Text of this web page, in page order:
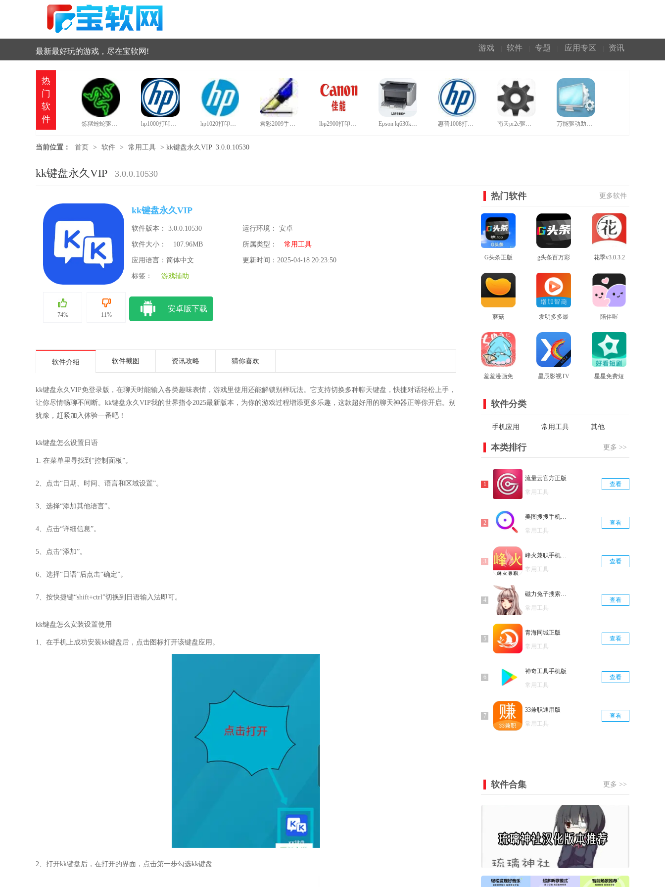
最新最好玩的游戏，尽在宝软网! 游戏 软件 专题 应用专区 资讯
热
门
软
件
炼狱蝰蛇驱动中文版 hp1000打印机驱动 hp1020打印机驱动官网版 君彩2009手写板驱动旗舰版 lbp2900打印机驱动正版 Epson lq630k打印机驱动win10最新版 惠普1008打印机驱动官网版 南天pr2e驱动官方版 万能驱动助理正规绿色版
当前位置： 首页 > 软件 > 常用工具 > kk键盘永久VIP 3.0.0.10530
kk键盘永久VIP 3.0.0.10530
74% 11%
kk键盘永久VIP
软件版本： 3.0.0.10530 运行环境： 安卓
软件大小： 107.96MB 所属类型： 常用工具
应用语言：简体中文 更新时间：2025-04-18 20:23:50
标签： 游戏辅助
安卓版下载
软件介绍 软件截图 资讯攻略 猜你喜欢
kk键盘永久VIP免登录版，在聊天时能输入各类趣味表情，游戏里使用还能解锁别样玩法。它支持切换多种聊天键盘，快捷对话轻松上手，
让你尽情畅聊不间断。kk键盘永久VIP我的世界指令2025最新版本，为你的游戏过程增添更多乐趣，这款超好用的聊天神器正等你开启。别
犹豫，赶紧加入体验一番吧！
kk键盘怎么设置日语
1. 在菜单里寻找到“控制面板”。
2、点击“日期、时间、语言和区域设置”。
3、选择“添加其他语言”。
4、点击“详细信息”。
5、点击“添加”。
6、选择“日语”后点击“确定”。
7、按快捷键“shift+ctrl”切换到日语输入法即可。
kk键盘怎么安装设置使用
1、在手机上成功安装kk键盘后，点击图标打开该键盘应用。
2、打开kk键盘后，在打开的界面，点击第一步勾选kk键盘
热门软件 更多软件
G头条正版
查看
g头条百万彩
虹
查看
花季v3.0.3.2
蘑菇
mogu2.6.0版
查看
发明多多最
新版
查看
陪伴喔
查看
羞羞漫画免
星辰影视TV
星星免费短
软件分类
手机应用 常用工具 其他
本类排行 更多 >>
流量云官方正版
常用工具
查看
美图搜搜手机免费版
常用工具
查看
峰火兼职手机正版
常用工具
查看
磁力兔子搜索引擎手机免费版
常用工具
查看
青海同城正版
常用工具
查看
神奇工具手机版
常用工具
查看
33兼职通用版
常用工具
查看
软件合集 更多 >>